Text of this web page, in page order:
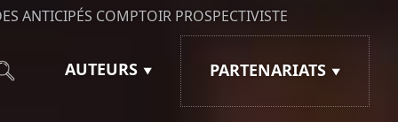
ANTICIPÉS COMPTOIR PROSPECTIVISTE
AUTEURS PARTENARIATS